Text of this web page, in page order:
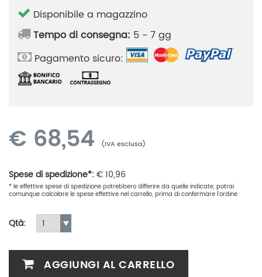
Disponibile a magazzino
Tempo di consegna: 5 - 7 gg
Pagamento sicuro:
€ 68,54 (IVA esclusa)
Spese di spedizione*:€10,96
* le effettive spese di spedizione potrebbero differire da quelle indicate, potrai
comunque calcolare le spese effettive nel carrello, prima di confermare l'ordine
Qtà:
AGGIUNGI AL CARRELLO